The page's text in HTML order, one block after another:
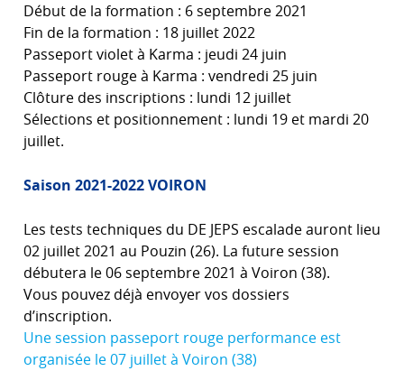
Début de la formation : 6 septembre 2021
Fin de la formation : 18 juillet 2022
Passeport violet à Karma : jeudi 24 juin
Passeport rouge à Karma : vendredi 25 juin
Clôture des inscriptions : lundi 12 juillet
Sélections et positionnement : lundi 19 et mardi 20
juillet.
Saison 2021-2022 VOIRON
Les tests techniques du DE JEPS escalade auront lieu
02 juillet 2021 au Pouzin (26). La future session
débutera le 06 septembre 2021 à Voiron (38).
Vous pouvez déjà envoyer vos dossiers
d’inscription.
Une session passeport rouge performance est
organisée le 07 juillet à Voiron (38)